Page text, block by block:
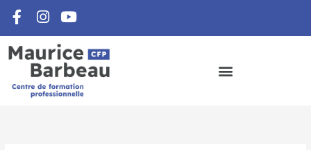
contenu
F
a
c
e
b
o
I
n
s
t
a
g
r
Y
o
u
t
u
b
e